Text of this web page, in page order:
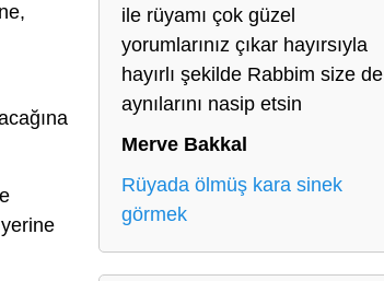
yerine
ile rüyamı çok güzel
yorumlarınız çıkar hayırsıyla
hayırlı şekilde Rabbim size de
aynılarını nasip etsin
Merve Bakkal
Rüyada ölmüş kara sinek
görmek